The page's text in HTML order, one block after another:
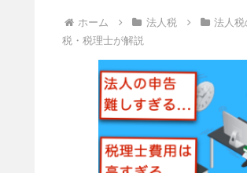
ホーム 法人税 法人税
税・税理士が解説